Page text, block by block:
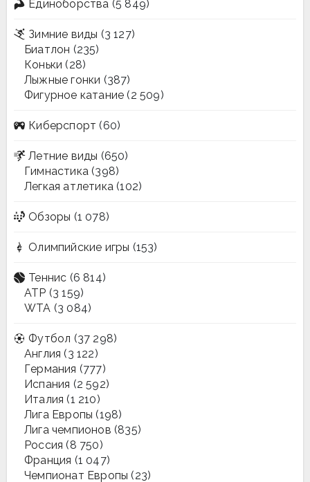
Единоборства (5 849)
Зимние виды (3 127)
Биатлон (235)
Коньки (28)
Лыжные гонки (387)
Фигурное катание (2 509)
Киберспорт (60)
Летние виды (650)
Гимнастика (398)
Легкая атлетика (102)
Обзоры (1 078)
Олимпийские игры (153)
Теннис (6 814)
ATP (3 159)
WTA (3 084)
Футбол (37 298)
Англия (3 122)
Германия (777)
Испания (2 592)
Италия (1 210)
Лига Европы (198)
Лига чемпионов (835)
Россия (8 750)
Франция (1 047)
Чемпионат Европы (23)